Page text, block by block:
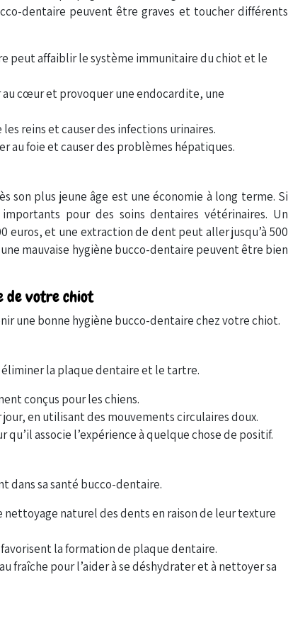
dentaire peuvent être graves et toucher différents
peut affaiblir le système immunitaire du chiot et le
cœur et provoquer une endocardite, une
reins et causer des infections urinaires.
au foie et causer des problèmes hépatiques.
son plus jeune âge est une économie à long terme. Si
pour des soins dentaires vétérinaires. Un
et une extraction de dent peut aller jusqu’à 500
mauvaise hygiène bucco-dentaire peuvent être bien
de votre chiot
une bonne hygiène bucco-dentaire chez votre chiot.
la plaque dentaire et le tartre.
conçus pour les chiens.
en utilisant des mouvements circulaires doux.
associe l’expérience à quelque chose de positif.
dans sa santé bucco-dentaire.
naturel des dents en raison de leur texture
la formation de plaque dentaire.
fraîche pour l’aider à se déshydrater et à nettoyer sa